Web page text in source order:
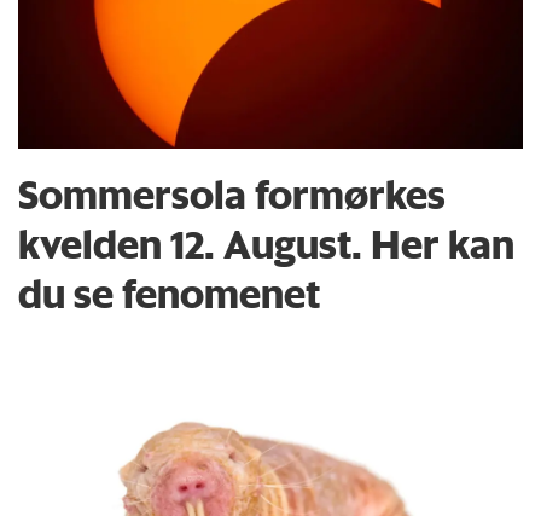
Sommersola formørkes
kvelden 12. August. Her kan
du se fenomenet